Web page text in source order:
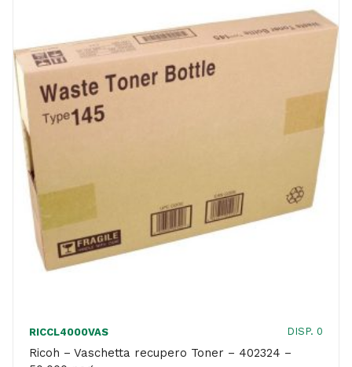
RICCL4000VAS DISP. 0
Ricoh – Vaschetta recupero Toner – 402324 –